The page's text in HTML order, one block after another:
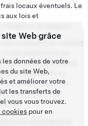
locaux éventuels. Le
aux lois et
du gagnant.
des employés en contact
des partenaires de
dans le Programme de
relation entre le
parrain ne peut en
en son nom. Les
et les récompenses
Web grâce
données de votre
du site Web,
et améliorer votre
les transferts de
vous vous trouvez.
cookies pour en